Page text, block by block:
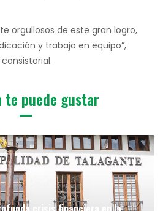
orgullosos de este gran logro,
y trabajo en equipo”,
te puede gustar